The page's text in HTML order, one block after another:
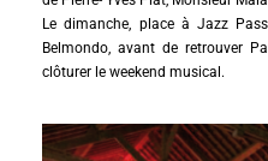
Le dimanche, place à Jazz
Belmondo, avant de retrouver
clôturer le weekend musical.